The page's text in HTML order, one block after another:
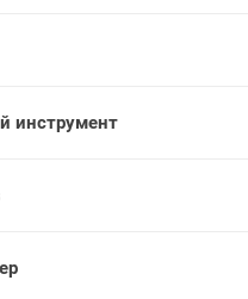
инструмент